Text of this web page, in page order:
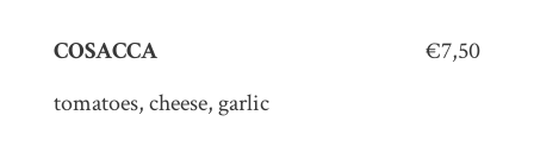
COSACCA
€7,50
tomatoes, cheese, garlic